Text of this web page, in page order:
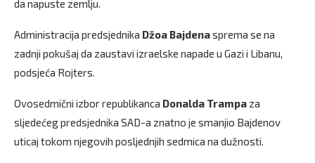
da napuste zemlju.
Administracija predsjednika Džoa Bajdenasprema se na
zadnji pokušaj da zaustavi izraelske napade u Gazi i Libanu,
podsjeća Rojters.
Ovosedmični izbor republikanca Donalda Trampa za
sljedećeg predsjednika SAD-a znatno je smanjio Bajdenov
uticaj tokom njegovih posljednjih sedmica na dužnosti.